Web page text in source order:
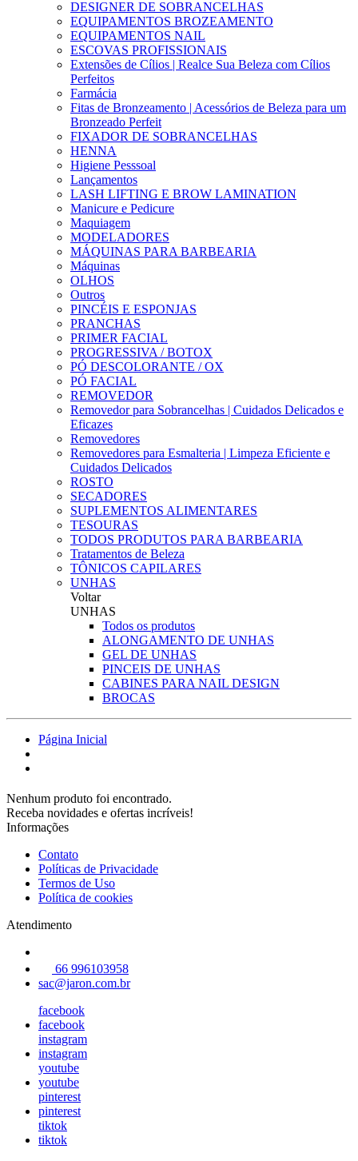
DESIGNER DE SOBRANCELHAS
EQUIPAMENTOS BROZEAMENTO
EQUIPAMENTOS NAIL
ESCOVAS PROFISSIONAIS
Extensões de Cílios | Realce Sua Beleza com Cílios
Perfeitos
Farmácia
Fitas de Bronzeamento | Acessórios de Beleza para um
Bronzeado Perfeit
FIXADOR DE SOBRANCELHAS
HENNA
Higiene Pesssoal
Lançamentos
LASH LIFTING E BROW LAMINATION
Manicure e Pedicure
Maquiagem
MODELADORES
MÁQUINAS PARA BARBEARIA
Máquinas
OLHOS
Outros
PINCÉIS E ESPONJAS
PRANCHAS
PRIMER FACIAL
PROGRESSIVA / BOTOX
PÓ DESCOLORANTE / OX
PÓ FACIAL
REMOVEDOR
Removedor para Sobrancelhas | Cuidados Delicados e
Eficazes
Removedores
Removedores para Esmalteria | Limpeza Eficiente e
Cuidados Delicados
ROSTO
SECADORES
SUPLEMENTOS ALIMENTARES
TESOURAS
TODOS PRODUTOS PARA BARBEARIA
Tratamentos de Beleza
TÔNICOS CAPILARES
UNHAS
Voltar
UNHAS
Todos os produtos
ALONGAMENTO DE UNHAS
GEL DE UNHAS
PINCEIS DE UNHAS
CABINES PARA NAIL DESIGN
BROCAS
Página Inicial
Nenhum produto foi encontrado.
Receba novidades e ofertas incríveis!
Informações
Contato
Políticas de Privacidade
Termos de Uso
Política de cookies
Atendimento
66 996103958
sac@jaron.com.br
facebook
facebook
instagram
instagram
youtube
youtube
pinterest
pinterest
tiktok
tiktok